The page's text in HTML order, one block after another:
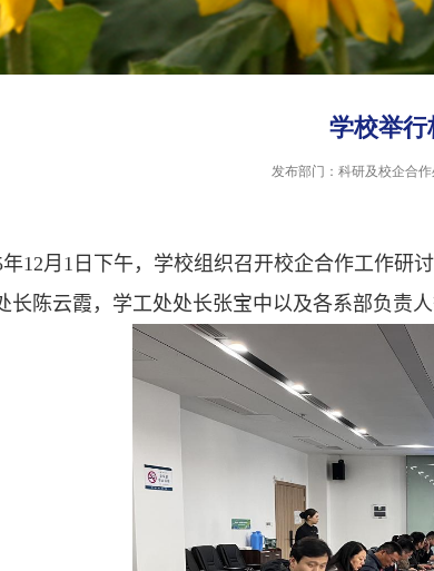
学校举
发布部门：科研及校企合作
年12月 1 日下午，学校组织召开校企合作工作研
长陈云霞，学工处处长张宝中以及各系部负责